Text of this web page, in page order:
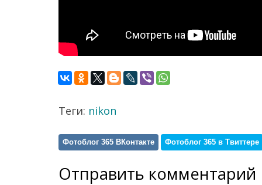
Теги: nikon
Фотоблог 365 ВКонтакте Фотоблог 365 в Твиттере
Отправить комментарий